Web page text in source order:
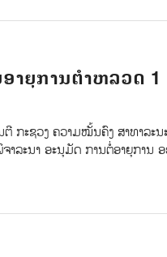
າຍຸການຕຳຫລວດ 1
ກະຊວງ ຄວາມໝັ້ນຄົງ ສາທາລະນ
ຈາລະນາ ອະນຸມັດ ການຕໍ່ອາຍຸການ